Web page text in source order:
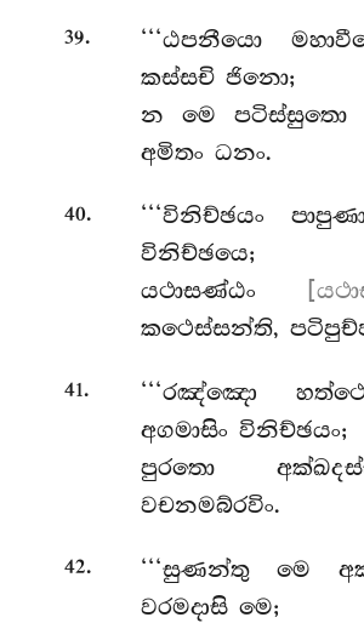
39.
‘‘‘ඨපනීයො
කස්සචි ජිනො;
න මෙ පටිස්සුතො
අමිතං ධනං.
40.
‘‘‘විනිච්ඡයං
විනිච්ඡයෙ;
යථාසණ්ඨං
කථෙස්සන්ති,
41.
‘‘‘රඤ්ඤො
අගමාසිං විනිච්ඡයං;
පුරතො
වචනමබ්රවිං.
42. ‘‘‘සුණන්තුමෙ
වරමදාසි මෙ;